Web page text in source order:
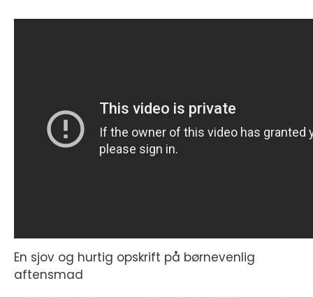
En sjov og hurtig opskrift på børnevenlig
aftensmad